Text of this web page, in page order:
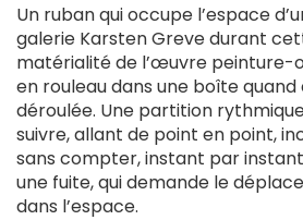
Un ruban qui occupe l’espace
galerie Karsten Greve durant
matérialité de l’œuvre peinture-
en rouleau dans une boîte quand
déroulée. Une partition
suivre, allant de point en point,
sans compter, instant par
une fuite, qui demande le
dans l’espace.